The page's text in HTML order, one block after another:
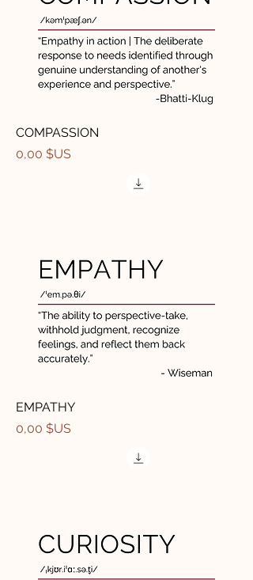
COMPASSION
Prix
0,00 $US
EMPATHY
Prix
0,00 $US